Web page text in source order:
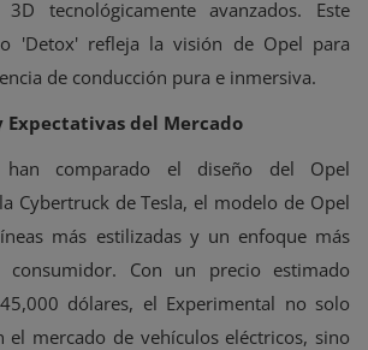
tecnológicamente avanzados. Este
'Detox' refleja la visión de Opel para
de conducción pura e inmersiva.
Expectativas del Mercado
han comparado el diseño del Opel
Cybertruck de Tesla, el modelo de Opel
más estilizadas y un enfoque más
consumidor. Con un precio estimado
dólares, el Experimental no solo
el mercado de vehículos eléctricos, sino